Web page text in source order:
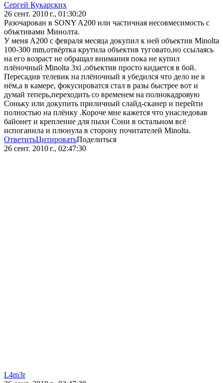
Сергей Кукарских
26 сент. 2010 г., 01:30:20
Разочарован в SONY A200 или частичная несовмесимость с
объктивами Минолта.
У меня А200 с февраля месяца докупил к ней объектив Minolta
100-300 mm,отвёртка крутила объектив туговато,но ссылаясь
на его возраст не обращал внимания пока не купил
плёночный Minolta 3xi ,объектив просто кидается в бой.
Пересадив телевик на плёночный я убедился что дело не в
нём,а в камере, фокусироватся стал в разы быстрее вот и
думай теперь,переходить со временем на полнокадровую
Соньку или докупить приличный слайд-сканер и перейти
полностью на плёнку .Короче мне кажется что унаследовав
байонет и крепление для пыхи Сони в остальном всё
испоганила и плюнула в сторону почитателей Minolta.
ОтветитьЦитироватьПоделиться
26 сент. 2010 г., 02:47:30
L4m3r